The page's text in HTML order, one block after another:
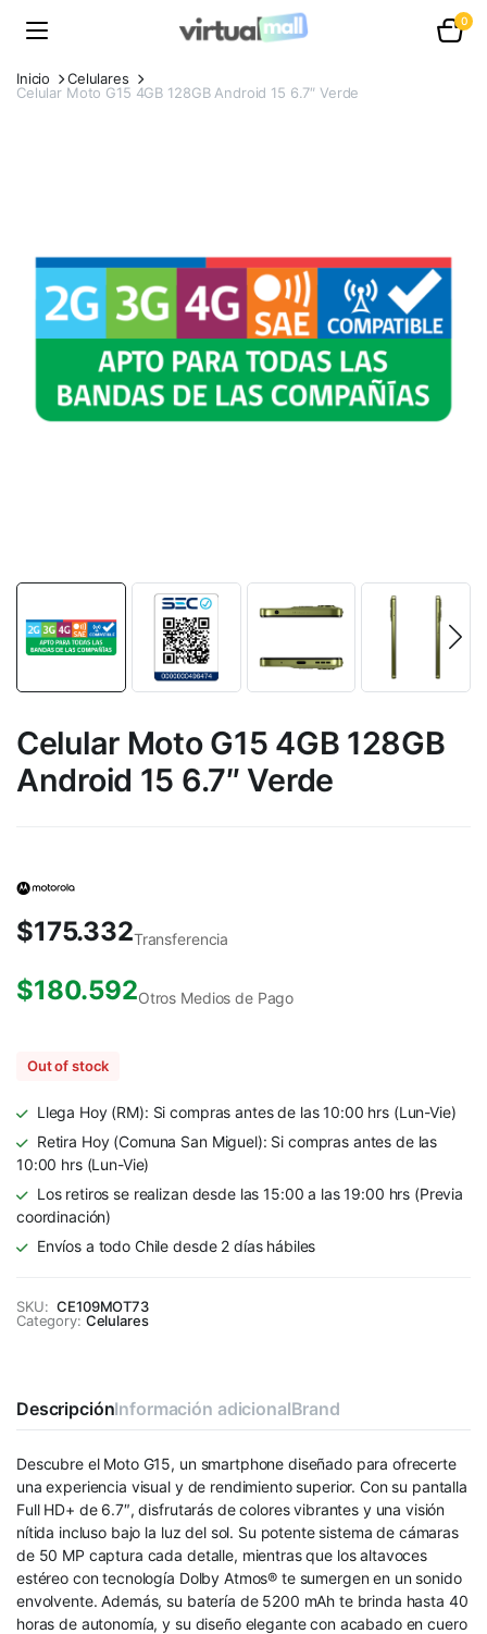
0
Inicio
Celulares
Celular Moto G15 4GB 128GB Android 15 6.7″ Verde
Celular Moto G15 4GB 128GB
Android 15 6.7″ Verde
$175.332Transferencia
$180.592Otros Medios de Pago
Out of stock
Llega Hoy (RM): Si compras antes de las 10:00 hrs (Lun-Vie)
Retira Hoy (Comuna San Miguel): Si compras antes de las
10:00 hrs (Lun-Vie)
Los retiros se realizan desde las 15:00 a las 19:00 hrs (Previa
coordinación)
Envíos a todo Chile desde 2 días hábiles
SKU: CE109MOT73
Category: Celulares
DescripciónInformación adicionalBrand
Descubre el Moto G15, un smartphone diseñado para ofrecerte
una experiencia visual y de rendimiento superior. Con su pantalla
Full HD+ de 6.7″, disfrutarás de colores vibrantes y una visión
nítida incluso bajo la luz del sol. Su potente sistema de cámaras
de 50 MP captura cada detalle, mientras que los altavoces
estéreo con tecnología Dolby Atmos® te sumergen en un sonido
envolvente. Además, su batería de 5200 mAh te brinda hasta 40
horas de autonomía, y su diseño elegante con acabado en cuero